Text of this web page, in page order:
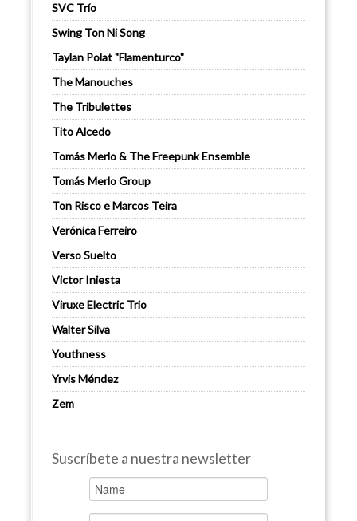
SVC Trío
Swing Ton Ni Song
Taylan Polat "Flamenturco"
The Manouches
The Tribulettes
Tito Alcedo
Tomás Merlo & The Freepunk Ensemble
Tomás Merlo Group
Ton Risco e Marcos Teira
Verónica Ferreiro
Verso Suelto
Victor Iniesta
Viruxe Electric Trio
Walter Silva
Youthness
Yrvis Méndez
Zem
Suscríbete a nuestra newsletter